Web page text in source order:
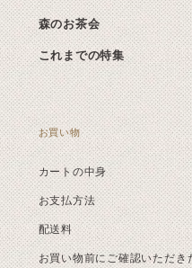
森のお茶会
これまでの特集
お買い物
カートの中身
お支払方法
配送料
お買い物前にご確認いただき